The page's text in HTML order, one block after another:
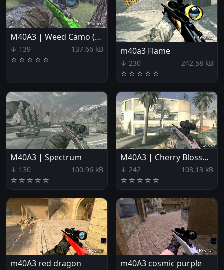
M40A3 | Weed Camo (Ghosts Original)
↓ 139
137.66 kB
☆ ☆ ☆ ☆ ☆
m40a3 Flame
↓ 230
242.58 kB
☆ ☆ ☆ ☆ ☆
M40A3 | Spectrum
↓ 130
100.96 kB
☆ ☆ ☆ ☆ ☆
M40A3 | Cherry Blossom
↓ 242
108.13 kB
☆ ☆ ☆ ☆ ☆
m40A3 red dragon m40A3 cosmic purple